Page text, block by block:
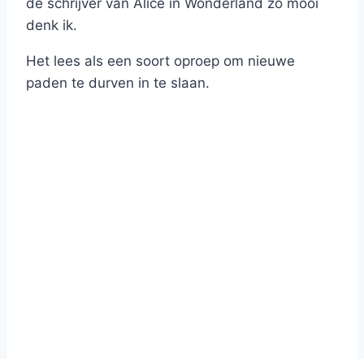
de schrijver van Alice in Wonderland zo mooi
denk ik.
Het lees als een soort oproep om nieuwe
paden te durven in te slaan.